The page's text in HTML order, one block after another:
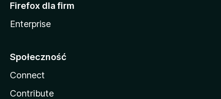
Firefox dla firm
Enterprise
Społeczność
Connect
Contribute